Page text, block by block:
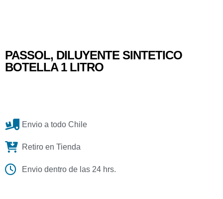
PASSOL, DILUYENTE SINTETICO
BOTELLA 1 LITRO
Envio a todo Chile
Retiro en Tienda
Envio dentro de las 24 hrs.